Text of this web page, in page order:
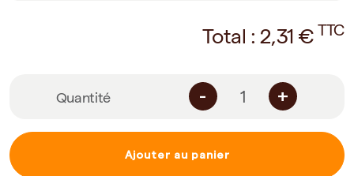
Total : 2,31 € TTC
Quantité - +
Ajouter au panier